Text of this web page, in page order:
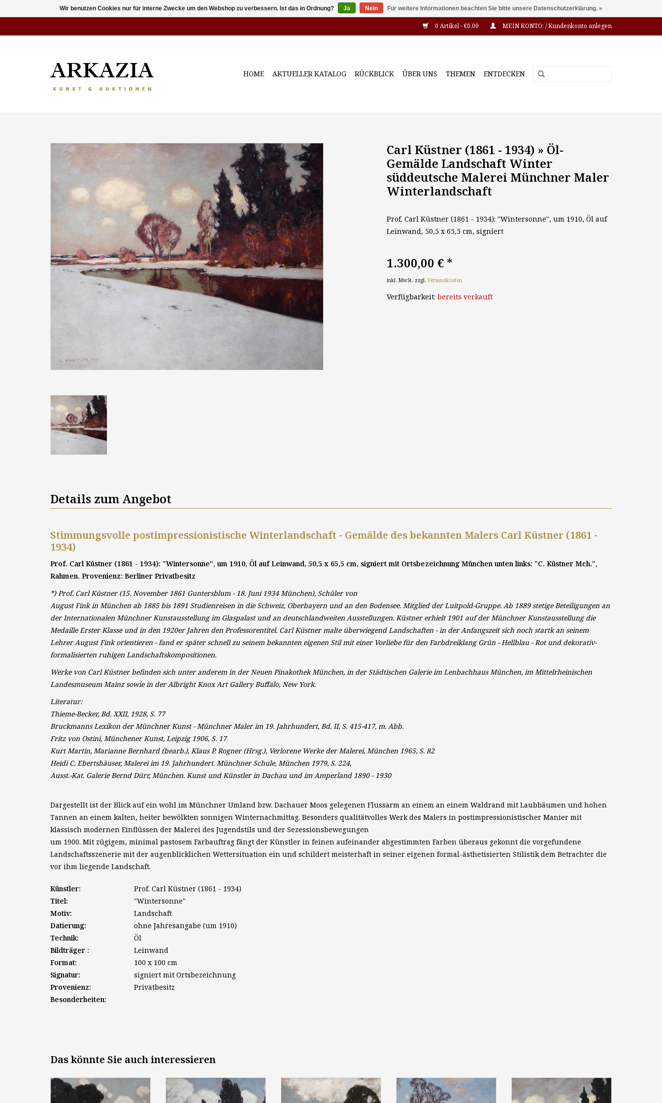
0 Artikel - €0,00 MEIN KONTO: / Kundenkonto anlegen
HOME AKTUELLER KATALOG RÜCKBLICK ÜBER UNS THEMEN ENTDECKEN
Carl Küstner (1861 - 1934) » Öl-
Gemälde Landschaft Winter
süddeutsche Malerei Münchner Maler
Winterlandschaft
Prof. Carl Küstner (1861 - 1934): "Wintersonne", um 1910, Öl auf
Leinwand, 50,5 x 65,5 cm, signiert
1.300,00 € *
inkl. MwSt. zzgl. Versandkosten
Verfügbarkeit: bereits verkauft
Details zum Angebot
Stimmungsvolle postimpressionistische Winterlandschaft - Gemälde des bekannten Malers Carl Küstner (1861 -
1934)
Prof. Carl Küstner (1861 - 1934): "Wintersonne", um 1910, Öl auf Leinwand, 50,5 x 65,5 cm, signiert mit Ortsbezeichnung München unten links: "C. Küstner Mch.",
Rahmen. Provenienz: Berliner Privatbesitz
*) Prof. Carl Küstner (15. November 1861 Guntersblum - 18. Juni 1934 München), Schüler von
August Fink in München ab 1885 bis 1891 Studienreisen in die Schweiz, Oberbayern und an den Bodensee. Mitglied der Luitpold-Gruppe. Ab 1889 stetige Beteiligungen an
der Internationalen Münchner Kunstausstellung im Glaspalast und an deutschlandweiten Ausstellungen. Küstner erhielt 1901 auf der Münchner Kunstausstellung die
Medaille Erster Klasse und in den 1920er Jahren den Professorentitel. Carl Küstner malte überwiegend Landschaften - in der Anfangszeit sich noch startk an seinem
Lehrer August Fink orientieren - fand er später schnell zu seinem bekannten eigenen Stil mit einer Vorliebe für den Farbdreiklang Grün - Hellblau - Rot und dekorativ-
formalisierten ruhigen Landschaftskompositionen.
Werke von Carl Küstner befinden sich unter anderem in der Neuen Pinakothek München, in der Städtischen Galerie im Lenbachhaus München, im Mittelrheinischen
Landesmuseum Mainz sowie in der Albright Knox Art Gallery Buffalo, New York.
Literatur:
Thieme-Becker, Bd. XXII, 1928, S. 77
Bruckmanns Lexikon der Münchner Kunst - Münchner Maler im 19. Jahrhundert, Bd. II, S. 415-417, m. Abb.
Fritz von Ostini, Münchener Kunst, Leipzig 1906, S. 17
Kurt Martin, Marianne Bernhard (bearb.), Klaus P. Rogner (Hrsg.), Verlorene Werke der Malerei, München 1965, S. 82
Heidi C. Ebertshäuser, Malerei im 19. Jahrhundert. Münchner Schule, München 1979, S. 224,
Ausst.-Kat. Galerie Bernd Dürr, München. Kunst und Künstler in Dachau und im Amperland 1890 - 1930
Dargestellt ist der Blick auf ein wohl im Münchner Umland bzw. Dachauer Moos gelegenen Flussarm an einem an einem Waldrand mit Laubbäumen und hohen
Tannen an einem kalten, heiter bewölkten sonnigen Winternachmittag. Besonders qualitätvolles Werk des Malers in postimpressionistischer Manier mit
klassisch modernen Einflüssen der Malerei des Jugendstils und der Sezessionsbewegungen
um 1900. Mit zügigem, minimal pastosem Farbauftrag fängt der Künstler in feinen aufeinander abgestimmten Farben überaus gekonnt die vorgefundene
Landschaftsszenerie mit der augenblicklichen Wettersituation ein und schildert meisterhaft in seiner eigenen formal-ästhetisierten Stilistik dem Betrachter die
vor ihm liegende Landschaft.
Künstler:
Prof. Carl Küstner (1861 - 1934)
Titel:
"Wintersonne"
Motiv:
Landschaft
Datierung:
ohne Jahresangabe (um 1910)
Technik:
Öl
Bildträger :
Leinwand
Format:
100 x 100 cm
Signatur:
signiert mit Ortsbezeichnung
Provenienz:
Privatbesitz
Besonderheiten:
Das könnte Sie auch interessieren
Carl Küstner (1861 - 1934):
"Dorf am See", um 1910, Öl auf
Prof. Carl Küstner (1861 -
1934): "Dorf am Wasser", um
Prof. Carl Küstner (1861 -
1934): "Dorf am Fluss", um
Carl Küstner (1861 - 1934):
"Späterbstliche
Carl Küstner (1861 - 1934):
"Wintertag", um 1910, Öl auf
Wir benutzen Cookies nur für interne Zwecke um den Webshop zu verbessern. Ist das in Ordnung? Ja Nein Für weitere Informationen beachten Sie bitte unsere Datenschutzerklärung. »